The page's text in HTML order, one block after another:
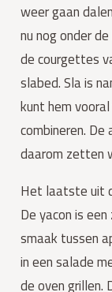
weer gaan
nu nog onder
de courgettes
slabed. Sla is
kunt hem
combineren.
daarom zetten
Het laatste uit
De yacon is
smaak tussen
in een salade
de oven grillen.